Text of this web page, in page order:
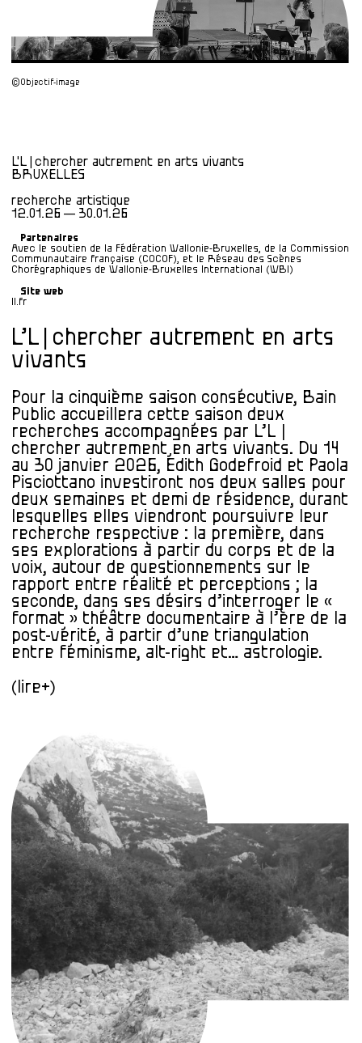
©Objectif-image
L'L | chercher autrement en arts vivants
BRUXELLES
recherche artistique
12.01.26 — 30.01.26
Partenaires
Avec le soutien de la Fédération Wallonie-Bruxelles, de la Commission
Communautaire française (COCOF), et le Réseau des Scènes
Chorégraphiques de Wallonie-Bruxelles International (WBI)
Site web
ll.fr
L’L | chercher autrement en arts
vivants
Pour la cinquième saison consécutive, Bain
Public accueillera cette saison deux
recherches accompagnées par L’L |
chercher autrement en arts vivants. Du 14
au 30 janvier 2026, Édith Godefroid et Paola
Pisciottano investiront nos deux salles pour
deux semaines et demi de résidence, durant
lesquelles elles viendront poursuivre leur
recherche respective : la première, dans
ses explorations à partir du corps et de la
voix, autour de questionnements sur le
rapport entre réalité et perceptions ; la
seconde, dans ses désirs d’interroger le «
format » théâtre documentaire à l’ère de la
post-vérité, à partir d’une triangulation
entre féminisme, alt-right et… astrologie.
(lire+)